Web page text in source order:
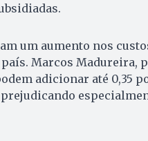
um aumento nos
Marcos Madureira,
adicionar até 0,35